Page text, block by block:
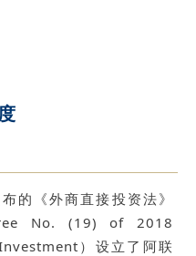
的《外商直接投资法》
No. (19) of 2018
）设立了阿联